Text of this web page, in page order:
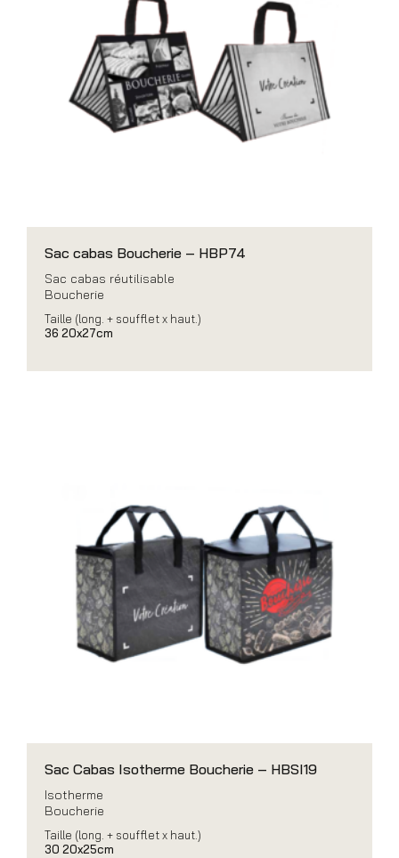
Sac cabas Boucherie – HBP74
Sac cabas réutilisable
Boucherie
Taille (long. + soufflet x haut.)
36 20x27cm
Sac Cabas Isotherme Boucherie – HBSI19
Isotherme
Boucherie
Taille (long. + soufflet x haut.)
30 20x25cm